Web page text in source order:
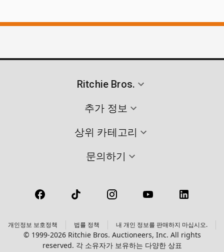
Ritchie Bros.
추가 정보
상위 카테고리
문의하기
개인정보 보호정책 법률 정책 내 개인 정보를 판매하지 마십시오.
© 1999-2026 Ritchie Bros. Auctioneers, Inc. All rights
reserved. 각 소유자가 보유하는 다양한 상표